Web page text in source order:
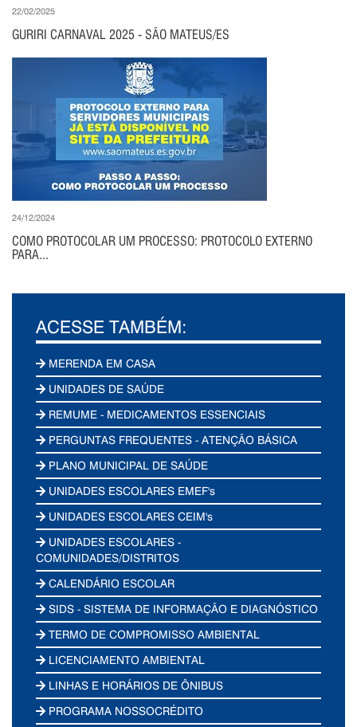
22/02/2025
GURIRI CARNAVAL 2025 - SÃO MATEUS/ES
24/12/2024
COMO PROTOCOLAR UM PROCESSO: PROTOCOLO EXTERNO
PARA...
ACESSE TAMBÉM:
MERENDA EM CASA
UNIDADES DE SAÚDE
REMUME - MEDICAMENTOS ESSENCIAIS
PERGUNTAS FREQUENTES - ATENÇÃO BÁSICA
PLANO MUNICIPAL DE SAÚDE
UNIDADES ESCOLARES EMEF's
UNIDADES ESCOLARES CEIM's
UNIDADES ESCOLARES -
COMUNIDADES/DISTRITOS
CALENDÁRIO ESCOLAR
SIDS - SISTEMA DE INFORMAÇÃO E DIAGNÓSTICO
TERMO DE COMPROMISSO AMBIENTAL
LICENCIAMENTO AMBIENTAL
LINHAS E HORÁRIOS DE ÔNIBUS
PROGRAMA NOSSOCRÉDITO